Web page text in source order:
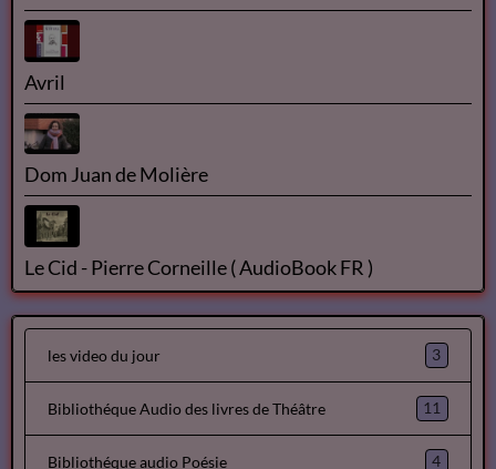
À une robe rose - Théophile Gautier lu par Yvon Jean
Avril
Avril
Avril